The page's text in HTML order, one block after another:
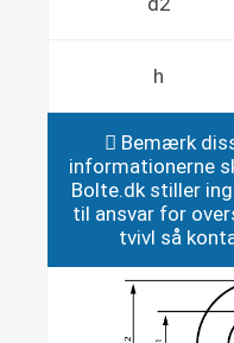
h
Bemærk
informationerne
Bolte.dk stiller
til ansvar for
tvivl så